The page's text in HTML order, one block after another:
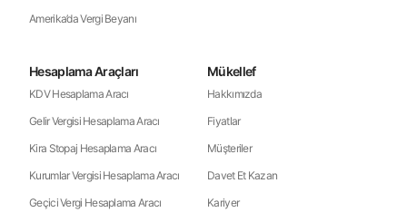
Amerika’da Vergi Beyanı
Hesaplama Araçları
KDV Hesaplama Aracı
Gelir Vergisi Hesaplama Aracı
Kira Stopaj Hesaplama Aracı
Kurumlar Vergisi Hesaplama Aracı
Geçici Vergi Hesaplama Aracı
Mükellef
Hakkımızda
Fiyatlar
Müşteriler
Davet Et Kazan
Kariyer